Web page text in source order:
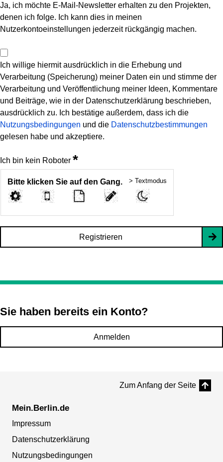
Ja, ich möchte E-Mail-Newsletter erhalten zu den Projekten,
denen ich folge. Ich kann dies in meinen
Nutzerkontoeinstellungen jederzeit rückgängig machen.
Ich willige hiermit ausdrücklich in die Erhebung und
Verarbeitung (Speicherung) meiner Daten ein und stimme der
Verarbeitung und Veröffentlichung meiner Ideen, Kommentare
und Beiträge, wie in der Datenschutzerklärung beschrieben,
ausdrücklich zu. Ich bestätige außerdem, dass ich die
Nutzungsbedingungen und die Datenschutzbestimmungen
gelesen habe und akzeptiere.
Ich bin kein Roboter *
Bitte klicken Sie auf den Gang. > Textmodus
Registrieren
Sie haben bereits ein Konto?
Anmelden
Zum Anfang der Seite
Mein.Berlin.de
Impressum
Datenschutzerklärung
Nutzungsbedingungen